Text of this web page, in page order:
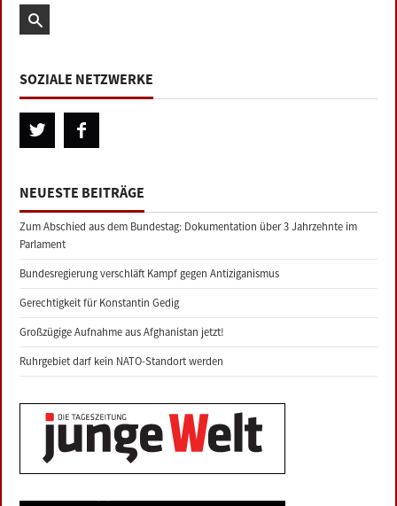
SOZIALE NETZWERKE
NEUESTE BEITRÄGE
Zum Abschied aus dem Bundestag: Dokumentation über 3 Jahrzehnte im
Parlament
Bundesregierung verschläft Kampf gegen Antiziganismus
Gerechtigkeit für Konstantin Gedig
Großzügige Aufnahme aus Afghanistan jetzt!
Ruhrgebiet darf kein NATO-Standort werden